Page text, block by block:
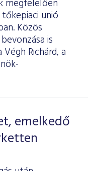
megfelelően
unió
Közös
is
Richárd, a
emelkedő